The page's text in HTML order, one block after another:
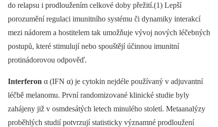
do relapsu i prodloužením celkové doby přežití.(1) Lepší
porozumění regulaci imunitního systému či dynamiky interakcí
mezi nádorem a hostitelem tak umožňuje vývoj nových léčebných
postupů, které stimulují nebo spouštějí účinnou imunitní
protinádorovou odpověď.
Interferon α (IFN α) je cytokin nejdéle používaný v adjuvantní
léčbě melanomu. První randomizované klinické studie byly
zahájeny již v osmdesátých letech minulého století. Metaanalýzy
proběhlých studií potvrzují statisticky významné prodloužení